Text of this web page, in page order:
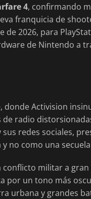
4, confirmando
franquicia de
2026, para
de Nintendo a
donde Activision
radio
redes sociales,
no como una
militar a gran
por un tono más
urbana y grandes